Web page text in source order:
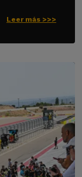
Leer más >>>